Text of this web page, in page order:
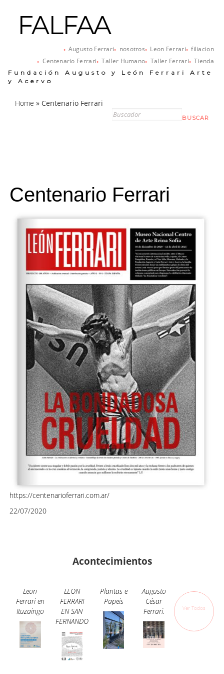
FALFAA
Augusto Ferrari nosotros Leon Ferrari
filiacion
Centenario Ferrari
Taller Humano Taller Ferrari Tienda
Fundación Augusto y León Ferrari Arte
y Acervo
Home » Centenario Ferrari
Centenario Ferrari
https://centenarioferrari.com.ar/
22/07/2020
Acontecimientos
Leon
Ferrari en
Ituzaingo
LEON
FERRARI
EN SAN
FERNANDO
Plantas e
Papeis
Augusto
César
Ferrari.
Ver Todos